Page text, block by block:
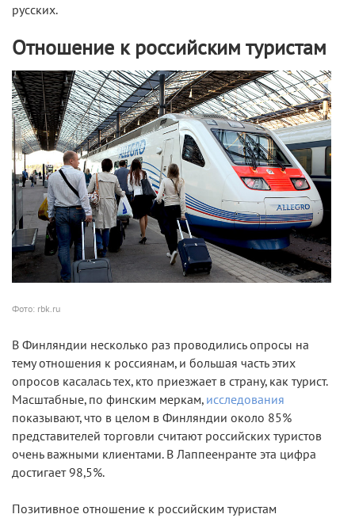
русских.
Отношение к российским туристам
Фото: rbk.ru
В Финляндии несколько раз проводились опросы на
тему отношения к россиянам, и большая часть этих
опросов касалась тех, кто приезжает в страну, как турист.
Масштабные, по финским меркам, исследования
показывают, что в целом в Финляндии около 85%
представителей торговли считают российских туристов
очень важными клиентами. В Лаппеенранте эта цифра
достигает 98,5%.
Позитивное отношение к российским туристам